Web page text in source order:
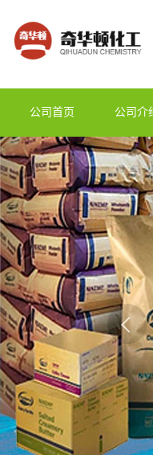
公司首页 公司介